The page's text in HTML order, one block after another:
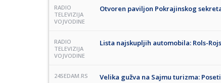
RADIO
TELEVIZIJA
VOJVODINE
Otvoren paviljon Pokrajinskog
RADIO
TELEVIZIJA
VOJVODINE
Lista najskupljih automobila: Rols-
24SEDAM.RS
Velika gužva na Sajmu turizma: